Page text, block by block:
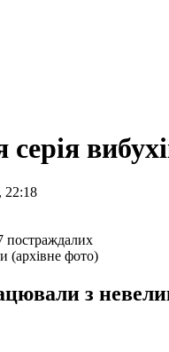
серія
22:18
(архівне фото)
з